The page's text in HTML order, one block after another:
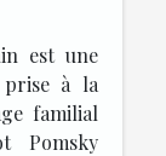
est une
à la
familial
Pomsky